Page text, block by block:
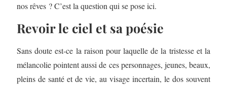
nos rêves ? C’est la question qui se pose ici.
Revoir le ciel et sa poésie
Sans doute est-ce la raison pour laquelle de la tristesse et la
mélancolie pointent aussi de ces personnages, jeunes, beaux,
pleins de santé et de vie, au visage incertain, le dos souvent